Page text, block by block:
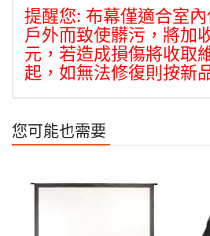
提醒您: 布幕僅適合室
戶外而致使髒污，將加
元，若造成損傷將收取
起，如無法修復則按新
您可能也需要